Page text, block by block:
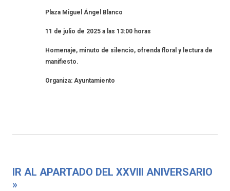
Plaza Miguel Ángel Blanco
11 de julio de 2025 a las 13:00 horas
Homenaje, minuto de silencio, ofrenda floral y lectura de
manifiesto.
Organiza: Ayuntamiento
IR AL APARTADO DEL XXVIII ANIVERSARIO
»